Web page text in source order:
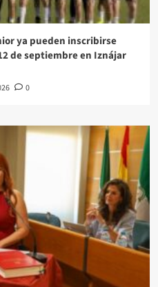
ya pueden inscribirse
de septiembre en Iznájar
0